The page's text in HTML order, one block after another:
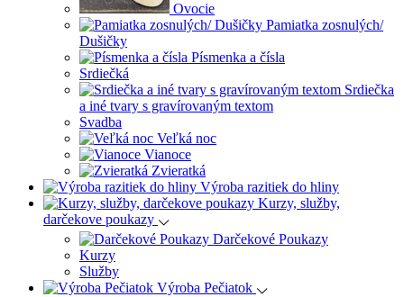
Ovocie
Pamiatka zosnulých/
Dušičky
Písmenka a čísla
Srdiečká
Srdiečka
a iné tvary s gravírovaným textom
Svadba
Veľká noc
Vianoce
Zvieratká
Výroba razitiek do hliny
Kurzy, služby,
darčekove poukazy
Darčekové Poukazy
Kurzy
Služby
Výroba Pečiatok